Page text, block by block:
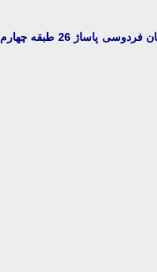
آدرس: تهران میدان امام خمینی ابتدای خیابان فردوسی پاساژ 26 طبقه چهارم